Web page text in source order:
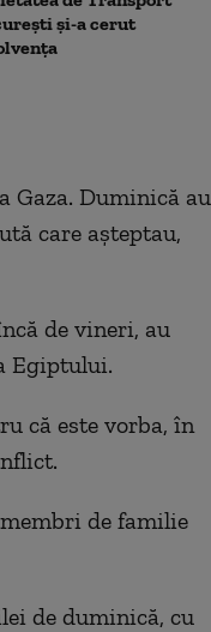
și-a cerut
Gaza. Duminică au
care așteptau,
de vineri, au
Egiptului.
că este vorba, în
de familie
de duminică, cu